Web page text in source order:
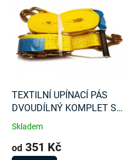
TEXTILNÍ UPÍNACÍ PÁS
DVOUDÍLNÝ KOMPLET S
RÁČNOU 5000Kg
Skladem
od 351 Kč